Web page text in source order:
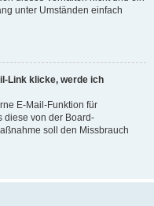
unter Umständen einfach
Link klicke, werde ich
E-Mail-Funktion für
diese von der Board-
soll den Missbrauch